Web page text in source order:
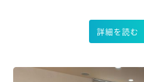
詳細を読む